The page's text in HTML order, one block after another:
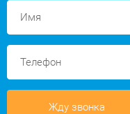
Жду звонка